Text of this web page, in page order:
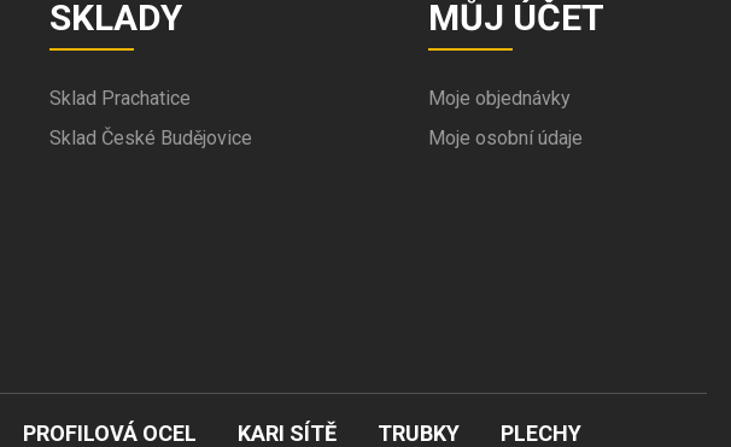
SKLADY
Sklad Prachatice
Sklad České Budějovice
MŮJ ÚČET
Moje objednávky
Moje osobní údaje
PROFILOVÁ OCEL KARI SÍTĚ TRUBKY PLECHY